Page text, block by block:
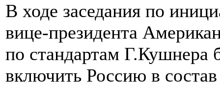
В ходе заседания по
вице-президента
по стандартам Г.Кушнера
включить Россию в